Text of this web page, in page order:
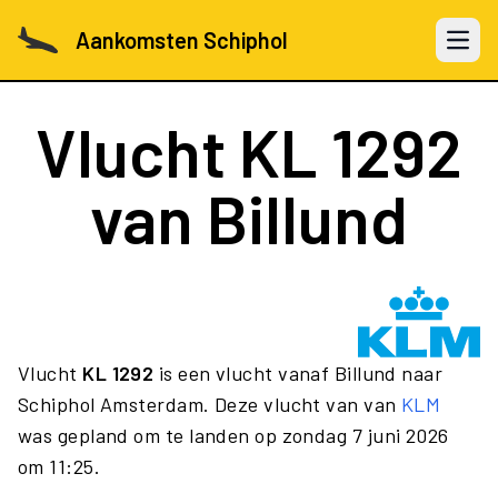
Aankomsten Schiphol Open
Vlucht KL 1292
van Billund
Vlucht KL 1292 is een vlucht vanaf Billund naar
Schiphol Amsterdam. Deze vlucht van van KLM
was gepland om te landen op zondag 7 juni 2026
om 11:25.